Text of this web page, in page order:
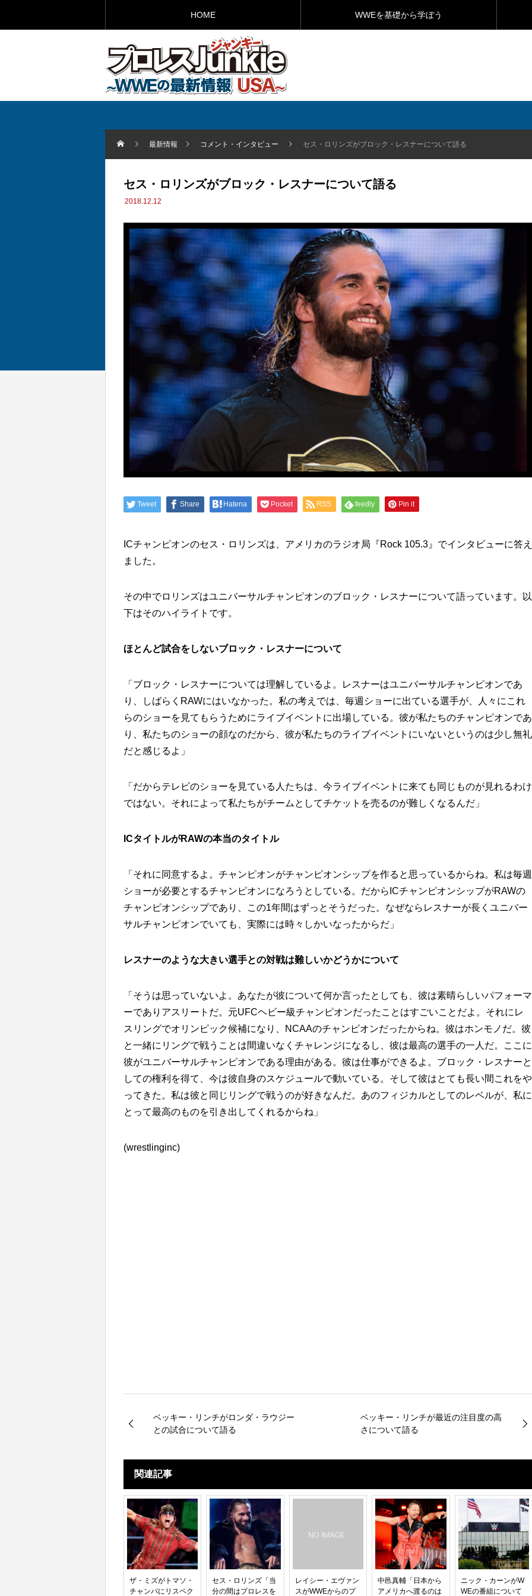
HOME WWEを基礎から学ぼう
最新情報 コメント・インタビュー セス・ロリンズがブロック・レスナーについて語る
セス・ロリンズがブロック・レスナーについて語る
2018.12.12
Tweet Share Hatena Pocket RSS feedly Pin it
ICチャンピオンのセス・ロリンズは、アメリカのラジオ局『Rock 105.3』でインタビューに答え
ました。
その中でロリンズはユニバーサルチャンピオンのブロック・レスナーについて語っています。以
下はそのハイライトです。
ほとんど試合をしないブロック・レスナーについて
「ブロック・レスナーについては理解しているよ。レスナーはユニバーサルチャンピオンであ
り、しばらくRAWにはいなかった。私の考えでは、毎週ショーに出ている選手が、人々にこれ
らのショーを見てもらうためにライブイベントに出場している。彼が私たちのチャンピオンであ
り、私たちのショーの顔なのだから、彼が私たちのライブイベントにいないというのは少し無礼
だと感じるよ」
「だからテレビのショーを見ている人たちは、今ライブイベントに来ても同じものが見れるわけ
ではない。それによって私たちがチームとしてチケットを売るのが難しくなるんだ」
ICタイトルがRAWの本当のタイトル
「それに同意するよ。チャンピオンがチャンピオンシップを作ると思っているからね。私は毎週
ショーが必要とするチャンピオンになろうとしている。だからICチャンピオンシップがRAWの
チャンピオンシップであり、この1年間はずっとそうだった。なぜならレスナーが長くユニバー
サルチャンピオンでいても、実際には時々しかいなったからだ」
レスナーのような大きい選手との対戦は難しいかどうかについて
「そうは思っていないよ。あなたが彼について何か言ったとしても、彼は素晴らしいパフォーマ
ーでありアスリートだ。元UFCヘビー級チャンピオンだったことはすごいことだよ。それにレ
スリングでオリンピック候補になり、NCAAのチャンピオンだったからね。彼はホンモノだ。彼
と一緒にリングで戦うことは間違いなくチャレンジになるし、彼は最高の選手の一人だ。ここに
彼がユニバーサルチャンピオンである理由がある。彼は仕事ができるよ。ブロック・レスナーと
しての権利を得て、今は彼自身のスケジュールで動いている。そして彼はとても長い間これをや
ってきた。私は彼と同じリングで戦うのが好きなんだ。あのフィジカルとしてのレベルが、私に
とって最高のものを引き出してくれるからね」
(wrestlinginc)
ベッキー・リンチがロンダ・ラウジー
との試合について語る
ベッキー・リンチが最近の注目度の高
さについて語る
関連記事
ザ・ミズがトマソ・
チャンパにリスペク
セス・ロリンズ「当
分の間はプロレスを
レイシー・エヴァン
スがWWEからのプ
中邑真輔「日本から
アメリカへ渡るのは
ニック・カーンがW
WEの番組について